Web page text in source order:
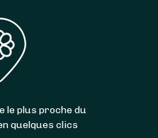
le plus proche du
quelques clics